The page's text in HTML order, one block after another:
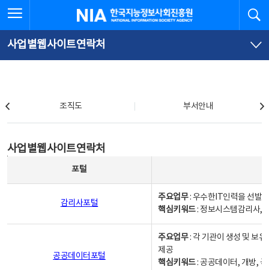
문
로
가
체
뉴
바
가
한국지능정보사회진흥원
사업별웹사이트연락처
조직도 부서안내
사업별웹사이트연락처
포털
감리사포털
주요업무: 우수한IT인력을 선발
핵심키워드: 정보시스템감리사,
공공데이터포털
주요업무: 각 기관이 생성 및 보
제공
핵심키워드: 공공데이터, 개방,